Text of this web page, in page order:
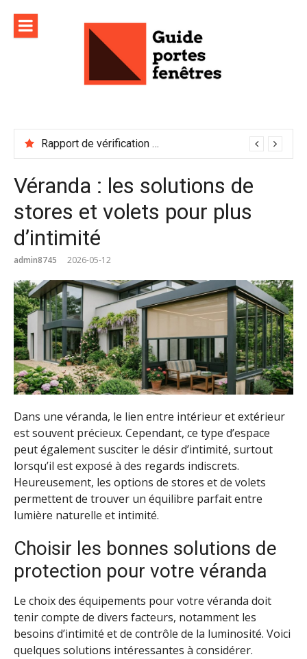
contenu
Rapport de vérification sécurité : à conserver précieusement
Véranda : les solutions de
stores et volets pour plus
d’intimité
admin8745 2026-05-12
Dans une véranda, le lien entre intérieur et extérieur
est souvent précieux. Cependant, ce type d’espace
peut également susciter le désir d’intimité, surtout
lorsqu’il est exposé à des regards indiscrets.
Heureusement, les options de stores et de volets
permettent de trouver un équilibre parfait entre
lumière naturelle et intimité.
Choisir les bonnes solutions de
protection pour votre véranda
Le choix des équipements pour votre véranda doit
tenir compte de divers facteurs, notamment les
besoins d’intimité et de contrôle de la luminosité. Voici
quelques solutions intéressantes à considérer.